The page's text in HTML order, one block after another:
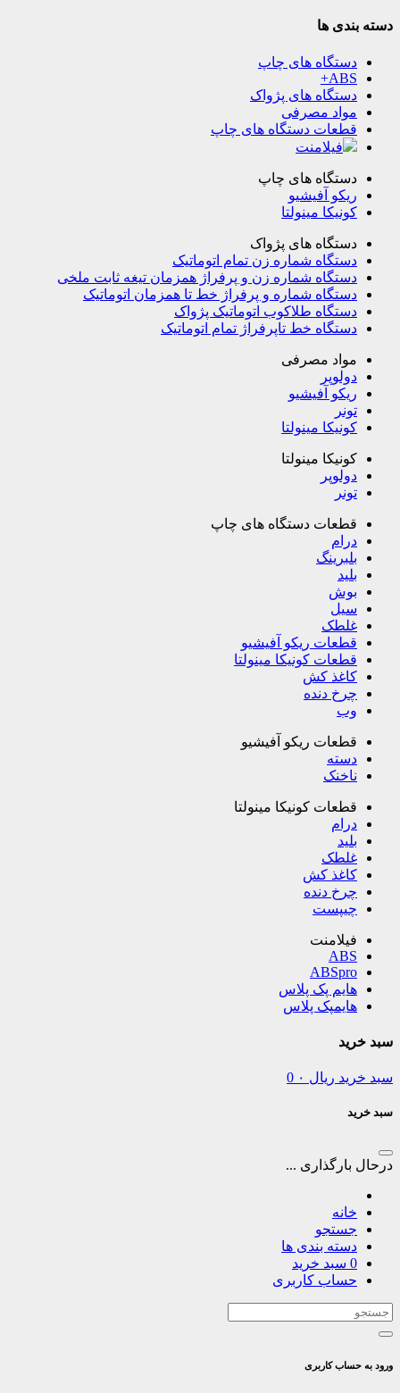
دسته بندی ها
دستگاه های چاپ
ABS+
دستگاه های پژواک
مواد مصرفی
قطعات دستگاه های چاپ
فیلامنت
دستگاه های چاپ
ریکو آفیشیو
کونیکا مینولتا
دستگاه های پژواک
دستگاه شماره زن تمام اتوماتیک
دستگاه شماره زن و پرفراژ همزمان تیغه ثابت ملخی
دستگاه شماره و پرفراژ خط تا همزمان اتوماتیک
دستگاه طلاکوب اتوماتیک پژواک
دستگاه خط تاپرفراژ تمام اتوماتیک
مواد مصرفی
دولوپر
ریکو آفیشیو
تونر
کونیکا مینولتا
کونیکا مینولتا
دولوپر
تونر
قطعات دستگاه های چاپ
درام
بلبرینگ
بلید
بوش
سیل
غلطک
قطعات ریکو آفیشیو
قطعات کونیکا مینولتا
کاغذ کش
چرخ دنده
وب
قطعات ریکو آفیشیو
دسته
ناخنک
قطعات کونیکا مینولتا
درام
بلید
غلطک
کاغذ کش
چرخ دنده
چیپست
فیلامنت
ABS
ABSpro
هایم پک پلاس
هایمپک پلاس
سبد خرید
سبد خرید ریال 0
سبد خرید
درحال بارگذاری ...
خانه
جستجو
دسته بندی ها
0 سبد خرید
حساب کاربری
ورود به حساب کاربری